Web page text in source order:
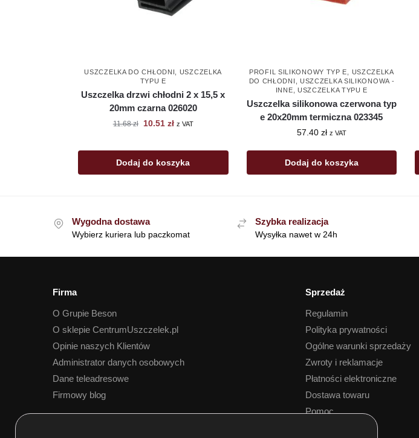
USZCZELKA DO CHŁODNI
USZCZELKA
TYPU E
Uszczelka drzwi chłodni 2 x 15,5 x
20mm czarna 026020
11.68zł 10.51 zł z VAT
Dodaj do koszyka
PROFIL SILIKONOWY TYP E
USZCZELKA
DO CHŁODNI
USZCZELKA SILIKONOWA -
INNE
USZCZELKA TYPU E
Uszczelka silikonowa czerwona typ
e 20x20mm termiczna 023345
57.40 zł z VAT
Dodaj do koszyka
Wygodna dostawa
Wybierz kuriera lub paczkomat
Szybka realizacja
Wysyłka nawet w 24h
Firma
O Grupie Beson
O sklepie CentrumUszczelek.pl
Opinie naszych Klientów
Administrator danych osobowych
Dane teleadresowe
Firmowy blog
Sprzedaż
Regulamin
Polityka prywatności
Ogólne warunki sprzedaży
Zwroty i reklamacje
Płatności elektroniczne
Dostawa towaru
Pomoc